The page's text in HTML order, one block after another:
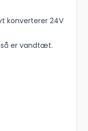
konverterer 24V
er vandtæt.